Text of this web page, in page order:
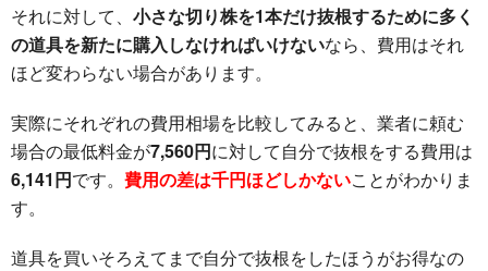
それに対して、 小さな切り株を1本だけ抜根するために多く
の道具を新たに購入しなければいけないなら、費用はそれ
ほど変わらない場合があります。
実際にそれぞれの費用相場を比較してみると、業者に頼む
場合の最低料金が7,560円に対して自分で抜根をする費用は
6,141円です。 費用の差は千円ほどしかないことがわかりま
す。
道具を買いそろえてまで自分で抜根をしたほうがお得なの